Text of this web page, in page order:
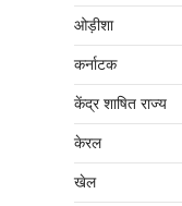
ओड़ीशा
कर्नाटक
केंद्र शाषित राज्य
केरल
खेल